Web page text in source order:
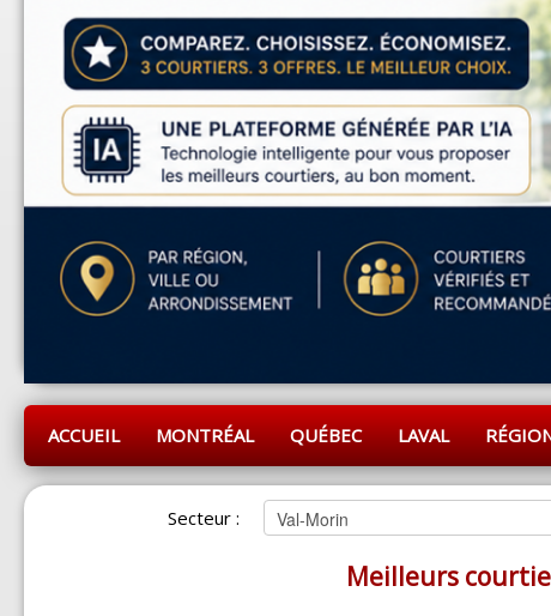
ACCUEIL MONTRÉAL QUÉBEC LAVAL
Secteur :
Meilleurs